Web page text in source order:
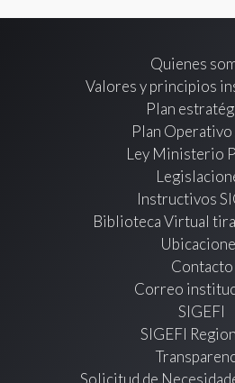
Quienes
Valores y principios
Plan
Plan Operativo
Ley Ministerio
Instructivos
Biblioteca Virtual
Contacto
Correo
SIGEFI
SIGEFI
Solicitud de